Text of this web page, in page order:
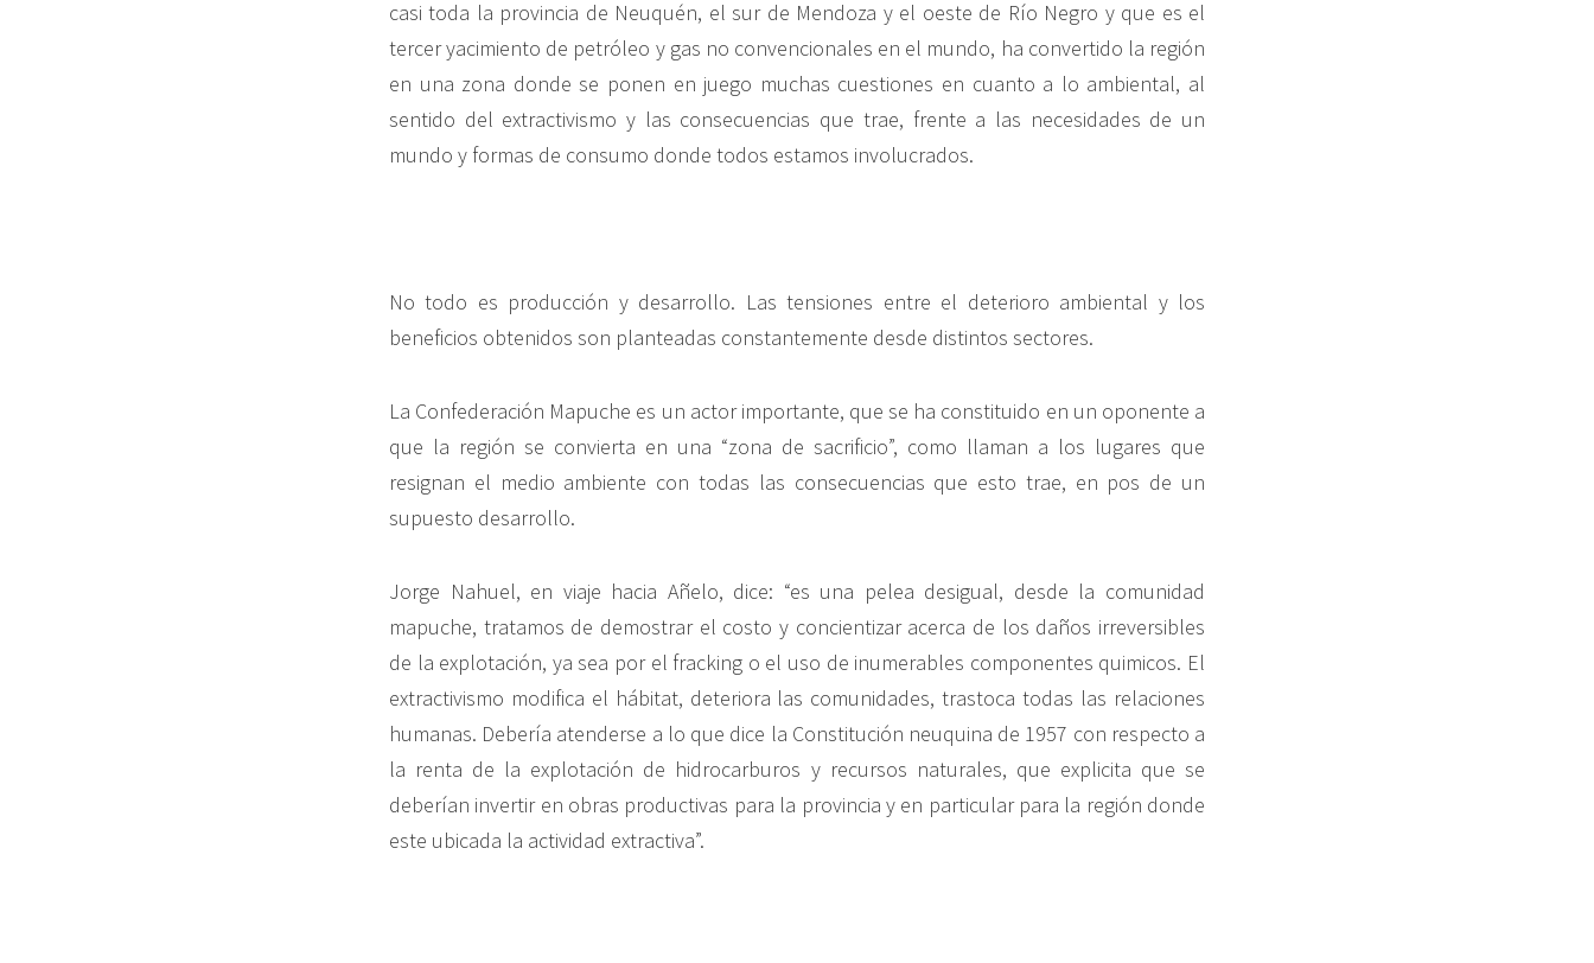
casi toda la provincia de Neuquén, el sur de Mendoza y el oeste de Río Negro y que es el
tercer yacimiento de petróleo y gas no convencionales en el mundo, ha convertido la región
en una zona donde se ponen en juego muchas cuestiones en cuanto a lo ambiental, al
sentido del extractivismo y las consecuencias que trae, frente a las necesidades de un
mundo y formas de consumo donde todos estamos involucrados.
No todo es producción y desarrollo. Las tensiones entre el deterioro ambiental y los
beneficios obtenidos son planteadas constantemente desde distintos sectores.
La Confederación Mapuche es un actor importante, que se ha constituido en un oponente a
que la región se convierta en una “zona de sacrificio”, como llaman a los lugares que
resignan el medio ambiente con todas las consecuencias que esto trae, en pos de un
supuesto desarrollo.
Jorge Nahuel, en viaje hacia Añelo, dice: “es una pelea desigual, desde la comunidad
mapuche, tratamos de demostrar el costo y concientizar acerca de los daños irreversibles
de la explotación, ya sea por el fracking o el uso de inumerables componentes quimicos. El
extractivismo modifica el hábitat, deteriora las comunidades, trastoca todas las relaciones
humanas. Debería atenderse a lo que dice la Constitución neuquina de 1957 con respecto a
la renta de la explotación de hidrocarburos y recursos naturales, que explicita que se
deberían invertir en obras productivas para la provincia y en particular para la región donde
este ubicada la actividad extractiva”.